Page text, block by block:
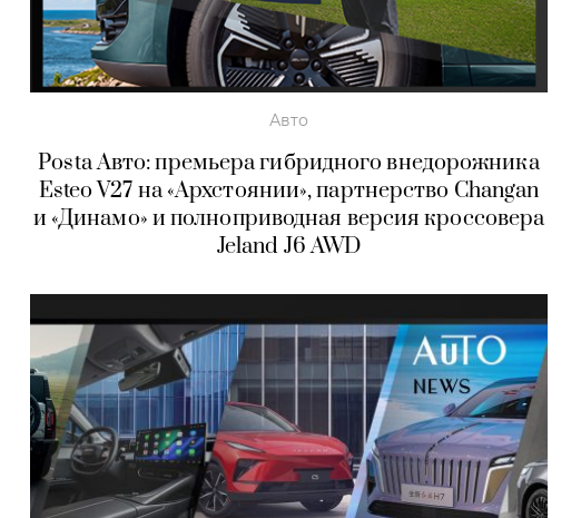
Авто
Posta Авто: премьера гибридного внедорожника
Esteo V27 на «Архстоянии», партнерство Changan
и «Динамо» и полноприводная версия кроссовера
Jeland J6 AWD